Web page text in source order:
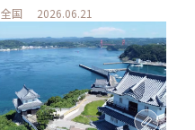
全国 2026.06.21